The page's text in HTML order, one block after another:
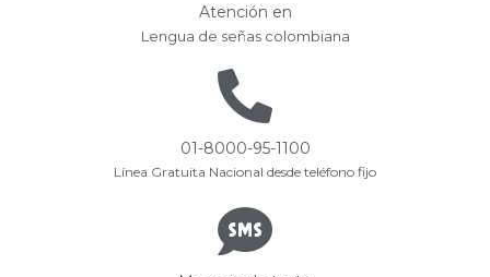
Atención en
Lengua de señas colombiana
01-8000-95-1100
Línea Gratuita Nacional desde teléfono fijo